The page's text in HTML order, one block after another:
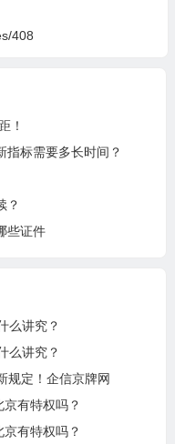
408
！
指标需要多长时间？
？
些证件
么讲究？
么讲究？
规定！企信京牌网
有特权吗？
有特权吗？